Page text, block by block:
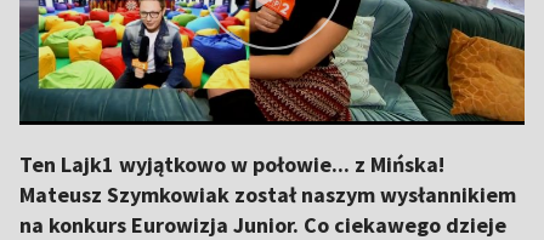
Ten Lajk1 wyjątkowo w połowie... z Mińska!
Mateusz Szymkowiak został naszym wysłannikiem
na konkurs Eurowizja Junior. Co ciekawego dzieje